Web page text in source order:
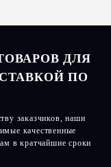
ДЛЯ
ПО
заказчиков, наши
качественные
в кратчайшие сроки